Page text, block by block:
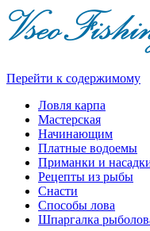
Перейти к содержимому
Ловля карпа
Мастерская
Начинающим
Платные водоемы
Приманки и
Рецепты из рыбы
Снасти
Способы лова
Шпаргалка